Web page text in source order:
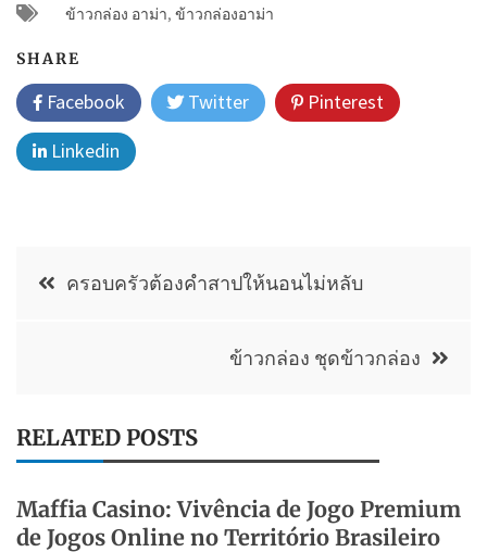
ข้าวกล่อง อาม่า, ข้าวกล่องอาม่า
SHARE
Facebook Twitter
Pinterest
Linkedin
แนะแนวครอบครัวต้องคำสาปให้นอนไม่หลับ
ข้าวกล่อง ชุดข้าวกล่อง
RELATED POSTS
Maffia Casino: Vivência de Jogo Premium
de Jogos Online no Território Brasileiro